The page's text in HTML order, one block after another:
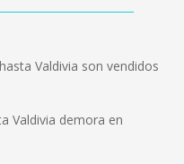
Valdivia son vendidos
Valdivia demora en